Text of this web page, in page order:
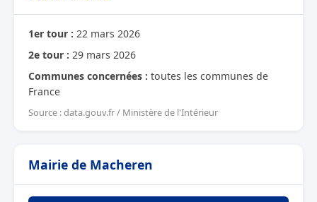
1er tour : 22 mars 2026
2e tour : 29 mars 2026
Communes concernées : toutes les communes de
France
Source : data.gouv.fr / Ministère de l'Intérieur
Mairie de Macheren